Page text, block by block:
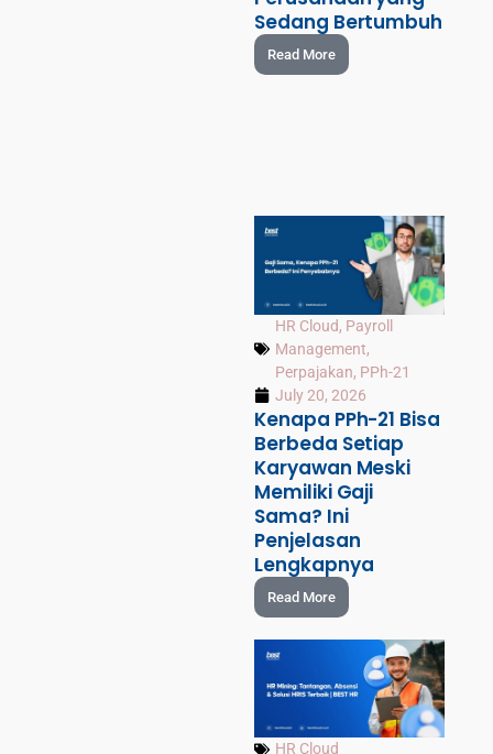
Sedang Bertumbuh
Read More
HR Cloud, Payroll
Management,
Perpajakan, PPh-21
July 20, 2026
Kenapa PPh-21 Bisa
Berbeda Setiap
Karyawan Meski
Memiliki Gaji
Sama? Ini
Penjelasan
Lengkapnya
Read More
HR Cloud